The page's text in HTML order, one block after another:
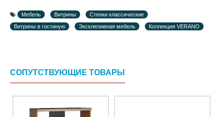
Мебель Витрины
Стенки классические
Витрины в гостиную
Эксклюзивная мебель Коллекция VERANO
СОПУТСТВУЮЩИЕ ТОВАРЫ